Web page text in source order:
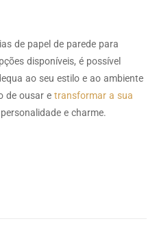
de papel de parede para
disponíveis, é possível
ao seu estilo e ao ambiente
de ousar e transformar a sua
e charme.